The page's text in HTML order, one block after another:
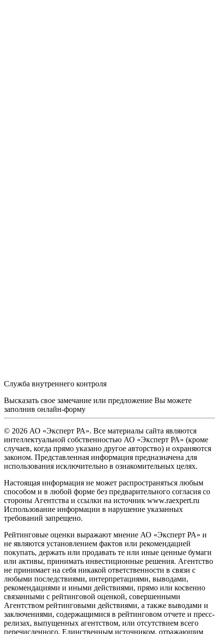
Служба внутреннего контроля
Высказать свое замечание или предложение Вы можете
заполнив онлайн-форму
© 2026 АО «Эксперт РА». Все материалы сайта являются
интеллектуальной собственностью АО «Эксперт РА» (кроме
случаев, когда прямо указано другое авторство) и охраняются
законом. Представленная информация предназначена для
использования исключительно в ознакомительных целях.
Настоящая информация не может распространяться любым
способом и в любой форме без предварительного согласия со
стороны Агентства и ссылки на источник www.raexpert.ru
Использование информации в нарушение указанных
требований запрещено.
Рейтинговые оценки выражают мнение АО «Эксперт РА» и
не являются установлением фактов или рекомендацией
покупать, держать или продавать те или иные ценные бумаги
или активы, принимать инвестиционные решения. Агентство
не принимает на себя никакой ответственности в связи с
любыми последствиями, интерпретациями, выводами,
рекомендациями и иными действиями, прямо или косвенно
связанными с рейтинговой оценкой, совершенными
Агентством рейтинговыми действиями, а также выводами и
заключениями, содержащимися в рейтинговом отчете и пресс-
релизах, выпущенных агентством, или отсутствием всего
перечисленного. Единственным источником, отражающим